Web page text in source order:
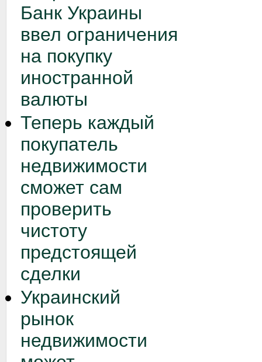
Банк Украины
ввел ограничения
на покупку
иностранной
валюты
Теперь каждый
покупатель
недвижимости
сможет сам
проверить
чистоту
предстоящей
сделки
Украинский
рынок
недвижимости